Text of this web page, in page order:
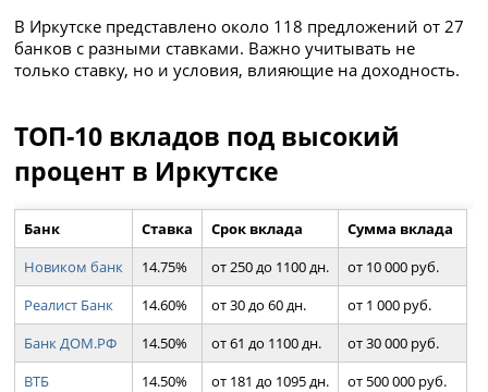
В Иркутске представлено около 118 предложений от 27
банков с разными ставками. Важно учитывать не
только ставку, но и условия, влияющие на доходность.
ТОП-10 вкладов под высокий
процент в Иркутске
Банк Ставка Срок вклада
Сумма вклада
Новиком банк
14.75% от 250 до 1100 дн.
от 10 000 руб.
Реалист Банк
14.60% от 30 до 60 дн.
от 1 000 руб.
Банк ДОМ.РФ
14.50% от 61 до 1100 дн.
от 30 000 руб.
ВТБ
14.50% от 181 до 1095 дн.
от 500 000 руб.